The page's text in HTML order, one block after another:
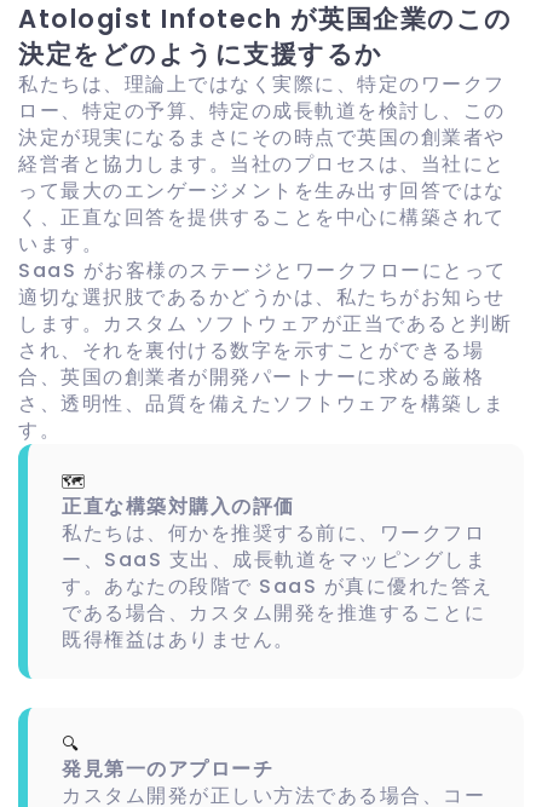
Atologist Infotech が英国企業のこの
決定をどのように支援するか
私たちは、理論上ではなく実際に、特定のワークフ
ロー、特定の予算、特定の成長軌道を検討し、この
決定が現実になるまさにその時点で英国の創業者や
経営者と協力します。当社のプロセスは、当社にと
って最大のエンゲージメントを生み出す回答ではな
く、正直な回答を提供することを中心に構築されて
います。
SaaS がお客様のステージとワークフローにとって
適切な選択肢であるかどうかは、私たちがお知らせ
します。カスタム ソフトウェアが正当であると判断
され、それを裏付ける数字を示すことができる場
合、英国の創業者が開発パートナーに求める厳格
さ、透明性、品質を備えたソフトウェアを構築しま
す。
🗺️
正直な構築対購入の評価
私たちは、何かを推奨する前に、ワークフロ
ー、SaaS 支出、成長軌道をマッピングしま
す。あなたの段階で SaaS が真に優れた答え
である場合、カスタム開発を推進することに
既得権益はありません。
🔍
発見第一のアプローチ
カスタム開発が正しい方法である場合、コー